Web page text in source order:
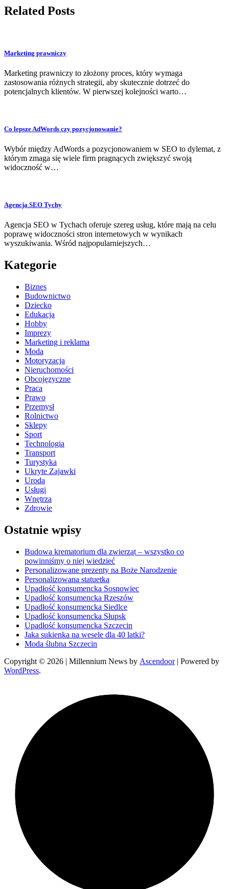
Related Posts
Marketing prawniczy
Marketing prawniczy to złożony proces, który wymaga
zastosowania różnych strategii, aby skutecznie dotrzeć do
potencjalnych klientów. W pierwszej kolejności warto…
Co lepsze AdWords czy pozycjonowanie?
Wybór między AdWords a pozycjonowaniem w SEO to dylemat, z
którym zmaga się wiele firm pragnących zwiększyć swoją
widoczność w…
Agencja SEO Tychy
Agencja SEO w Tychach oferuje szereg usług, które mają na celu
poprawę widoczności stron internetowych w wynikach
wyszukiwania. Wśród najpopularniejszych…
Kategorie
Biznes
Budownictwo
Dziecko
Edukacja
Hobby
Imprezy
Marketing i reklama
Moda
Motoryzacja
Nieruchomości
Obcojęzyczne
Praca
Prawo
Przemysł
Rolnictwo
Sklepy
Sport
Technologia
Transport
Turystyka
Ukryte Zajawki
Uroda
Usługi
Wnętrza
Zdrowie
Ostatnie wpisy
Budowa krematorium dla zwierząt – wszystko co
powinniśmy o niej wiedzieć
Personalizowane prezenty na Boże Narodzenie
Personalizowana statuetka
Upadłość konsumencka Sosnowiec
Upadłość konsumencka Rzeszów
Upadłość konsumencka Siedlce
Upadłość konsumencka Słupsk
Upadłość konsumencka Szczecin
Jaka sukienka na wesele dla 40 latki?
Moda ślubna Szczecin
Copyright © 2026 | Millennium News by Ascendoor| Powered by
WordPress.